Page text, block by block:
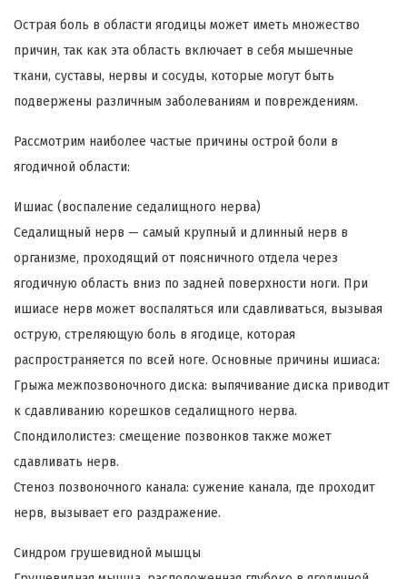
Острая боль в области ягодицы может иметь множество
причин, так как эта область включает в себя мышечные
ткани, суставы, нервы и сосуды, которые могут быть
подвержены различным заболеваниям и повреждениям.
Рассмотрим наиболее частые причины острой боли в
ягодичной области:
Ишиас (воспаление седалищного нерва)
Седалищный нерв — самый крупный и длинный нерв в
организме, проходящий от поясничного отдела через
ягодичную область вниз по задней поверхности ноги. При
ишиасе нерв может воспаляться или сдавливаться, вызывая
острую, стреляющую боль в ягодице, которая
распространяется по всей ноге. Основные причины ишиаса:
Грыжа межпозвоночного диска: выпячивание диска приводит
к сдавливанию корешков седалищного нерва.
Спондилолистез: смещение позвонков также может
сдавливать нерв.
Стеноз позвоночного канала: сужение канала, где проходит
нерв, вызывает его раздражение.
Синдром грушевидной мышцы